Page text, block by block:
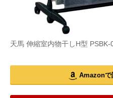
天馬 伸縮室内物干しH型 PSBK-
Amazonで